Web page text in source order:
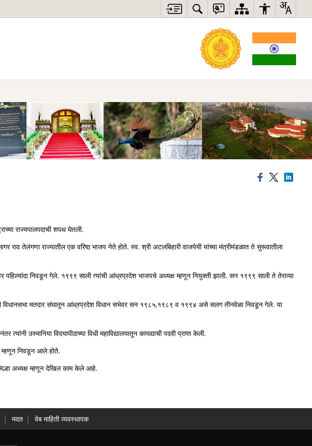
राज्यपालपदाची शपथ घेतली.
तेलंगणा राज्यातील एक वरिष्ठ भाजप नेते होते. स्व. श्री अटलबिहारी वाजपेयी यांच्या मंत्रीमंडळात ते सुरूवातीला
पहिल्यांदा निवडून गेले. १९९९ साली त्यांची आंध्रप्रदेश भाजपचे अध्यक्ष म्हणून नियुक्ती झाली. सन १९९९ साली ते तेराव्या
विधानसभा मतदार संघातून आंध्रप्रदेश विधान सभेवर सन १९८५,१९८९ व १९९४ असे सलग तीनवेळा निवडून गेले. या
उस्मानिया विदयापीठाच्या विधी महाविद्यालयातून कायद्याची पदवी प्राप्त केली.
म्हणून निवडून आले होते.
अध्यक्ष म्हणून देखिल काम केले आहे.
मदत वेब माहिती व्यवस्थापक